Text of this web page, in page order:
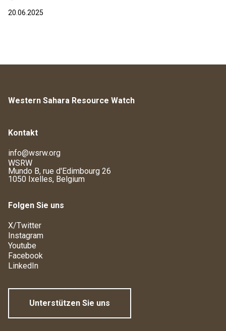
20.06.2025
Western Sahara Resource Watch
Kontakt
info@wsrw.org
WSRW
Mundo B, rue d'Edimbourg 26
1050 Ixelles, Belgium
Folgen Sie uns
X/Twitter
Instagram
Youtube
Facebook
LinkedIn
Unterstützen Sie uns